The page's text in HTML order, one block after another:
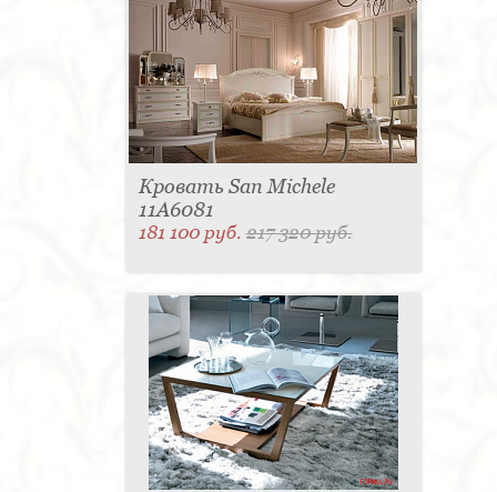
Мыльница - 1Подставка под зонт - 1
Кровать San Michele
11A6081
181 100 руб.217 320 руб.